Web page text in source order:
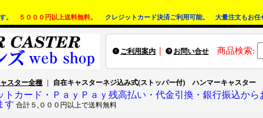
す。 ５０００円以上送料無料。 クレジットカード決済ご利用可能。 大量注文もお任
ご利用案内 ｜ お問い合せ 商品検索:
スター全種 自在キャスターネジ込み式(ストッパー付) ハンマーキャスター
トカード・ＰａｙＰａｙ残高払い・代金引換・銀行振込か
す 合計５,０００円以上で送料無料